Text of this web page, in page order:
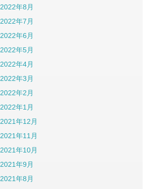
2022年8月
2022年7月
2022年6月
2022年5月
2022年4月
2022年3月
2022年2月
2022年1月
2021年12月
2021年11月
2021年10月
2021年9月
2021年8月